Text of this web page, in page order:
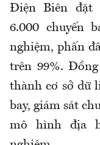
Điện Biên đặt
6.000 chuyến
nghiệm, phấn
trên 99%.
thành cơ sở dữ
bay, giám sát
mô hình địa